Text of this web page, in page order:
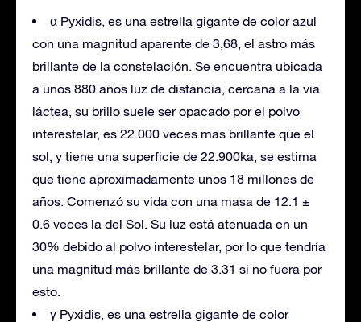
α Pyxidis, es una estrella gigante de color azul
con una magnitud aparente de 3,68, el astro más
brillante de la constelación. Se encuentra ubicada
a unos 880 años luz de distancia, cercana a la via
láctea, su brillo suele ser opacado por el polvo
interestelar, es 22.000 veces mas brillante que el
sol, y tiene una superficie de 22.900ka, se estima
que tiene aproximadamente unos 18 millones de
años. Comenzó su vida con una masa de 12.1 ±
0.6 veces la del Sol. Su luz está atenuada en un
30% debido al polvo interestelar, por lo que tendría
una magnitud más brillante de 3.31 si no fuera por
esto.
γ Pyxidis, es una estrella gigante de color